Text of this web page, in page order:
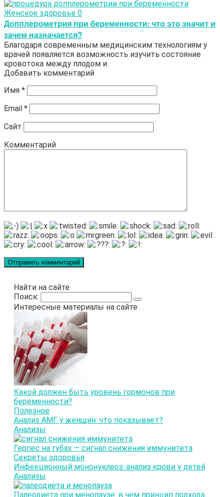
Женское здоровье 0
Допплерометрия при беременности: что это значит и
зачем назначается?
Благодаря современным медицинским технологиям у
врачей появляется возможность изучить состояние
кровотока между плодом и
Добавить комментарий
Имя *
Email *
Сайт
Комментарий
Найти на сайте
Поиск:
Интересные материалы на сайте
Какой должен быть уровень гормонов при
беременности?
Полезное
Анализ АМГ у женщин: что показывает?
Анализы
Герпес на губах — сигнал снижения иммунитета
Секреты здоровья
Инфекционный мононуклеоз: анализ крови у детей
Анализы
Палеодиета при менопаузе: в чем принцип подхода